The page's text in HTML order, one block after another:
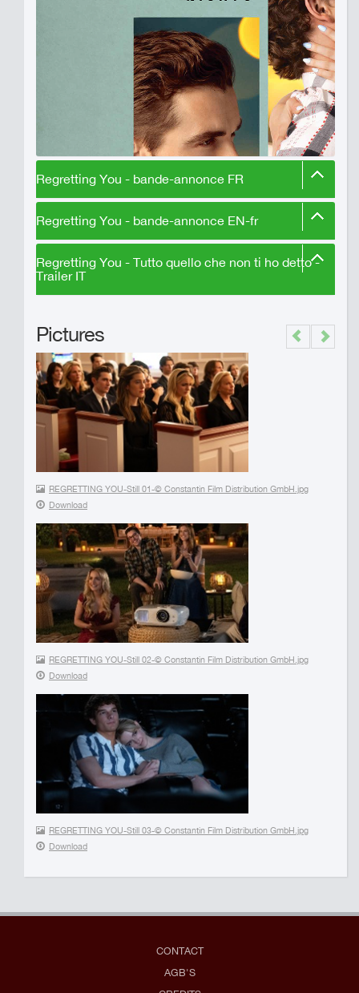
Regretting You - bande-annonce FR
Regretting You - bande-annonce EN-fr
Regretting You - Tutto quello che non ti ho detto -
Trailer IT
Pictures
REGRETTING YOU-Still 01-© Constantin Film Distribution GmbH.jpg
Download
REGRETTING YOU-Still 02-© Constantin Film Distribution GmbH.jpg
Download
REGRETTING YOU-Still 03-© Constantin Film Distribution GmbH.jpg
Download
Previous
Next
CONTACT
AGB'S